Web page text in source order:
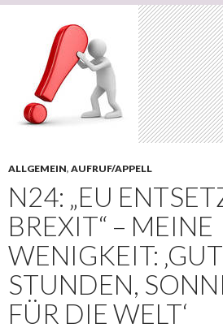
ALLGEMEIN, AUFRUF/APPELL
N24: „EU
BREXIT“ – MEINE
WENIGKEIT:
STUNDEN,
FÜR DIE WELT‘